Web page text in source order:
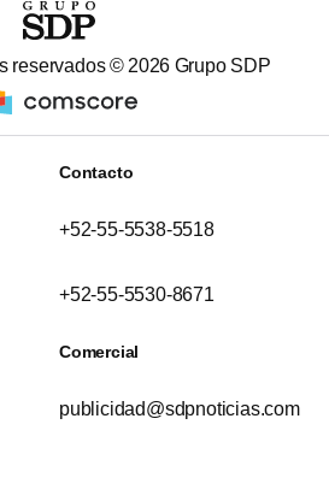
reservados © 2026 Grupo SDP
Contacto
+52-55-5538-5518
+52-55-5530-8671
Comercial
publicidad@sdpnoticias.com